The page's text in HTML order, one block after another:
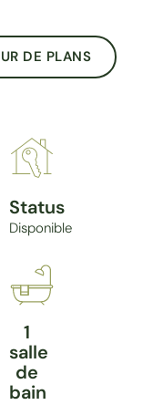
DE PLANS
Status
Disponible
1
salle
de
bain